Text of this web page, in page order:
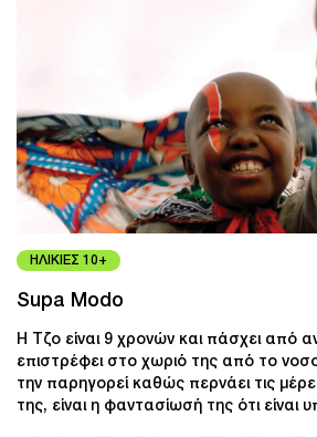
ΗΛΙΚΙΕΣ 10+
Supa Modo
Η Τζο είναι 9 χρονών και πάσχει από
επιστρέφει στο χωριό της από το
την παρηγορεί καθώς περνάει τις
της, είναι η φαντασίωσή της ότι είναι